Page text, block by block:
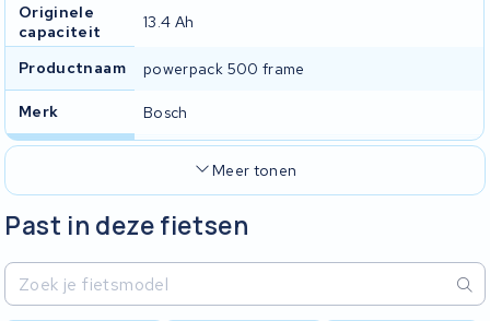
Originele
capaciteit
13.4 Ah
Productnaam powerpack 500 frame
Merk Bosch
Meer tonen
Past in deze fietsen